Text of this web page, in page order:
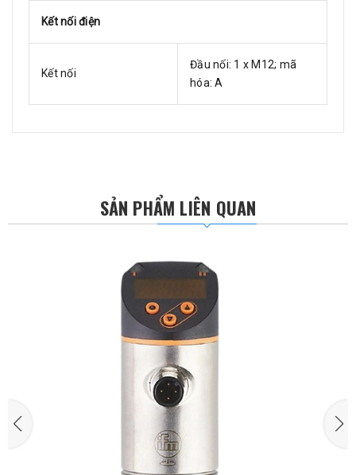
Kết nối điện
Kết nối
Đầu nối: 1 x M12; mã
hóa: A
SẢN PHẨM LIÊN QUAN